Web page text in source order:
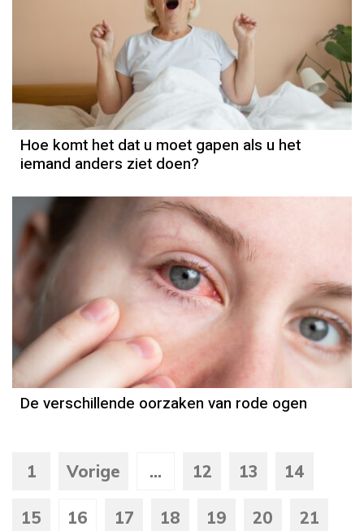
Hoe komt het dat u moet gapen als u het
iemand anders ziet doen?
De verschillende oorzaken van rode ogen
1 Vorige ... 12 13 14
15 16 17 18 19 20 21